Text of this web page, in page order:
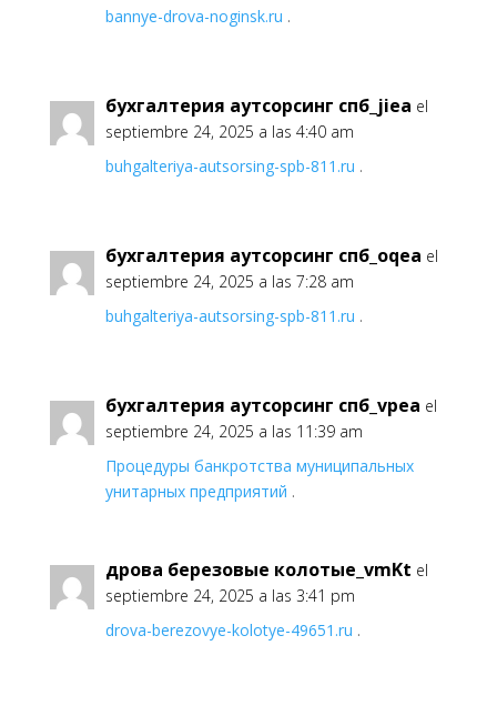
bannye-drova-noginsk.ru .
бухгалтерия аутсорсинг спб_jiea el
septiembre 24, 2025 a las 4:40 am
buhgalteriya-autsorsing-spb-811.ru .
бухгалтерия аутсорсинг спб_oqea el
septiembre 24, 2025 a las 7:28 am
buhgalteriya-autsorsing-spb-811.ru .
бухгалтерия аутсорсинг спб_vpea el
septiembre 24, 2025 a las 11:39 am
Процедуры банкротства муниципальных
унитарных предприятий .
дрова березовые колотые_vmKt el
septiembre 24, 2025 a las 3:41 pm
drova-berezovye-kolotye-49651.ru .